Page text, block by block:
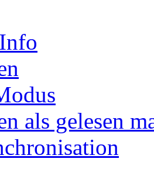
als gelesen